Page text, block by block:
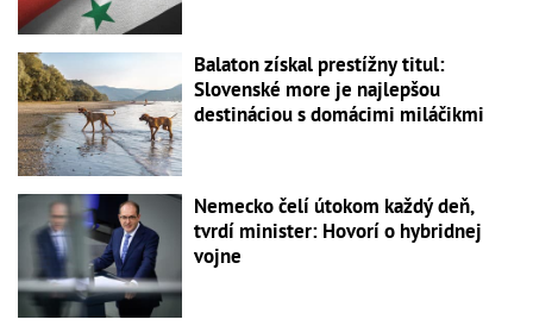
Balaton získal prestížny titul:
Slovenské more je najlepšou
destináciou s domácimi miláčikmi
Nemecko čelí útokom každý deň,
tvrdí minister: Hovorí o hybridnej
vojne